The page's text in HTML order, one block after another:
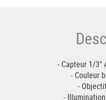
- Capteur 1/3"
- Couleur
-
-